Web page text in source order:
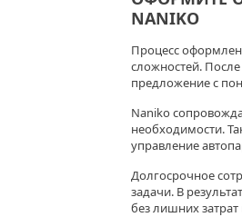
NANIKO
Процесс
сложностей.
предложение с
Naniko
необходимости.
управление
Долгосрочное
задачи. В
без лишних